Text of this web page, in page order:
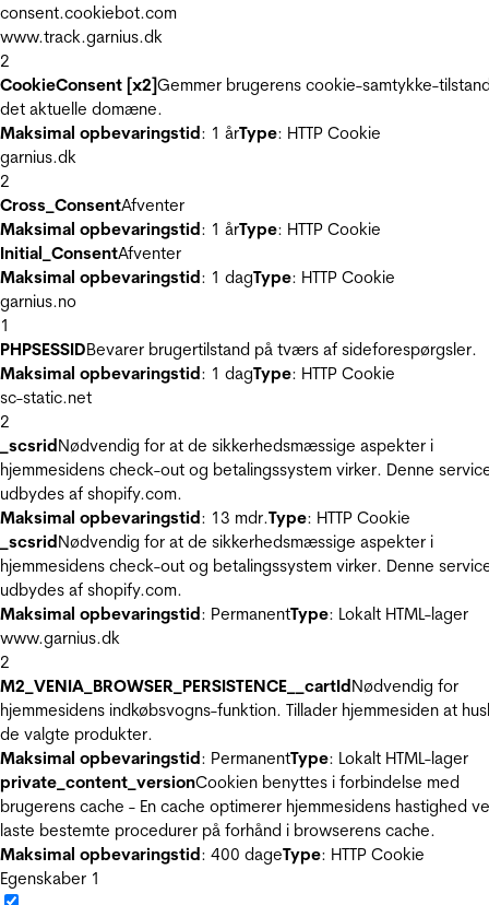
consent.cookiebot.com
www.track.garnius.dk
2
CookieConsent [x2]Gemmer brugerens cookie-samtykke-
det aktuelle domæne.
Maksimal opbevaringstid: 1 årType: HTTP Cookie
garnius.dk
2
Cross_ConsentAfventer
Maksimal opbevaringstid: 1 årType: HTTP Cookie
Initial_ConsentAfventer
Maksimal opbevaringstid: 1 dagType: HTTP Cookie
garnius.no
1
PHPSESSIDBevarer brugertilstand på tværs af sideforespørgsler.
Maksimal opbevaringstid: 1 dagType: HTTP Cookie
sc-static.net
2
_scsridNødvendig for at de sikkerhedsmæssige aspekter i
hjemmesidens check-out og betalingssystem virker. Denne
udbydes af shopify.com.
Maksimal opbevaringstid: 13 mdr.Type: HTTP Cookie
_scsridNødvendig for at de sikkerhedsmæssige aspekter i
hjemmesidens check-out og betalingssystem virker. Denne
udbydes af shopify.com.
Maksimal opbevaringstid: PermanentType: Lokalt HTML-lager
www.garnius.dk
2
M2_VENIA_BROWSER_PERSISTENCE__cartIdNødvendig for
hjemmesidens indkøbsvogns-funktion. Tillader hjemmesiden at
de valgte produkter.
Maksimal opbevaringstid: PermanentType: Lokalt HTML-lager
private_content_versionCookien benyttes i forbindelse med
brugerens cache - En cache optimerer hjemmesidens hastighed
laste bestemte procedurer på forhånd i browserens cache.
Maksimal opbevaringstid: 400 dageType: HTTP Cookie
Egenskaber 1